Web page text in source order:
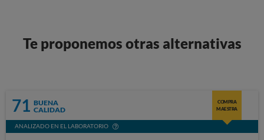
Te proponemos otras alternativas
71 BUENA
CALIDAD
COMPRA
MAESTRA
ANALIZADO EN EL LABORATORIO